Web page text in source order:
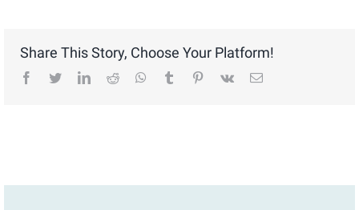
Share This Story, Choose Your Platform!
facebook
twitterlinkedinreddit whatsapptumblr pinterest
vk Email